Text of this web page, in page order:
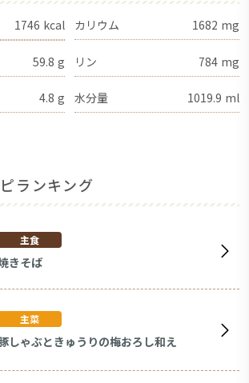
1746 kcal カリウム 1682 mg
59.8 g リン 784 mg
4.8 g 水分量 1019.9 ml
ランキング
主食
きそば
主菜
しゃぶときゅうりの梅おろし和え